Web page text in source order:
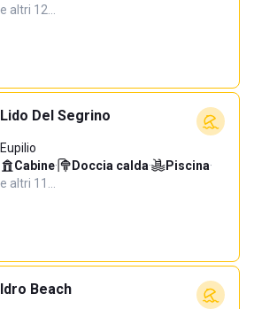
e altri 12…
Lido Del Segrino
Eupilio
Cabine· Doccia calda· Piscina·
e altri 11…
Idro Beach